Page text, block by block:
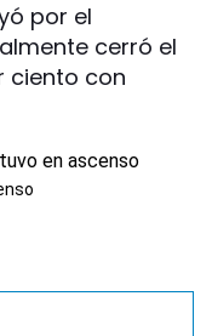
por el
cerró el
ciento con